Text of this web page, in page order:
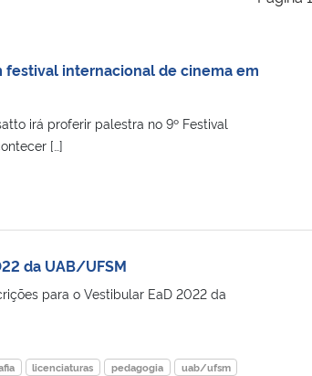
festival internacional de cinema em
irá proferir palestra no 9º Festival
[…]
da UAB/UFSM
para o Vestibular EaD 2022 da
licenciaturas pedagogia
uab/ufsm